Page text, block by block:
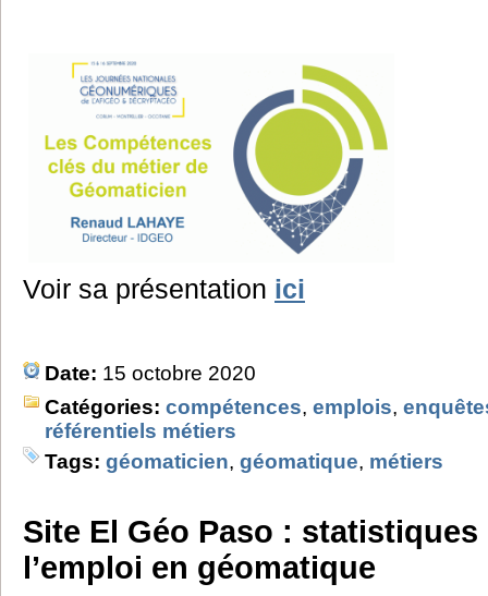
Voir sa présentation ici
Date: 15 octobre 2020
Catégories: compétences, emplois,
référentiels métiers
Tags: géomaticien, géomatique, métiers
Site El Géo Paso :
l’emploi en géomatique